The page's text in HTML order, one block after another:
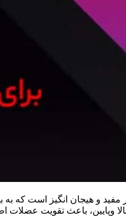
و هیجان انگیز است که به
باعث تقویت عضلات